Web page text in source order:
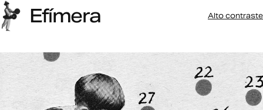
Efímera Alto contraste
Últimas anotaciones